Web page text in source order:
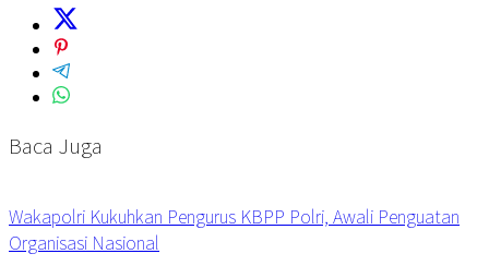
Baca Juga
Wakapolri Kukuhkan Pengurus KBPP Polri, Awali Penguatan
Organisasi Nasional